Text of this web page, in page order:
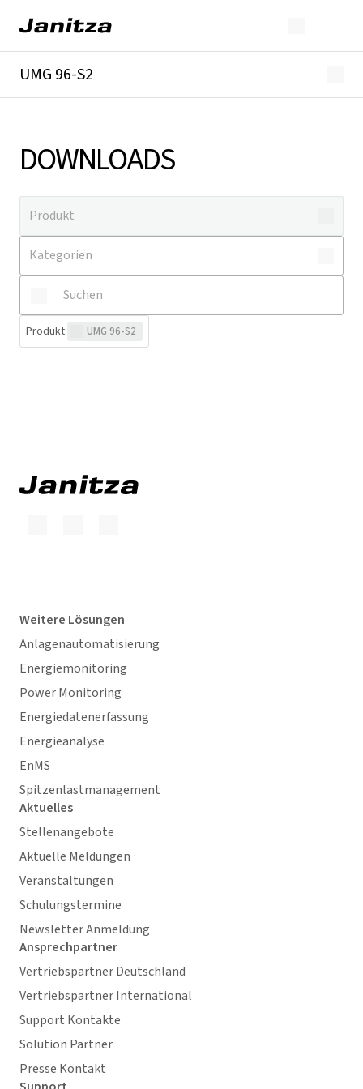
UMG 96-S2
DOWNLOADS
Produkt: UMG 96-S2
Weitere Lösungen
Anlagenautomatisierung
Energiemonitoring
Power Monitoring
Energiedatenerfassung
Energieanalyse
EnMS
Spitzenlastmanagement
Aktuelles
Stellenangebote
Aktuelle Meldungen
Veranstaltungen
Schulungstermine
Newsletter Anmeldung
Ansprechpartner
Vertriebspartner Deutschland
Vertriebspartner International
Support Kontakte
Solution Partner
Presse Kontakt